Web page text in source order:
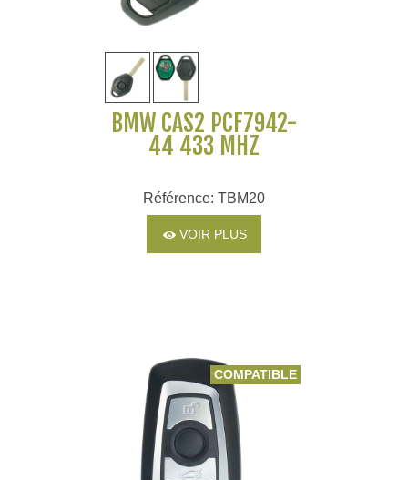
BMW CAS2 PCF7942-
44 433 MHZ
Référence: TBM20
VOIR PLUS
COMPATIBLE